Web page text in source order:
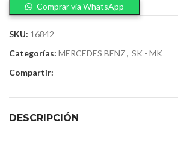
Comprar via WhatsApp
SKU: 16842
Categorías: MERCEDES BENZ, SK - MK
Compartir:
DESCRIPCIÓN